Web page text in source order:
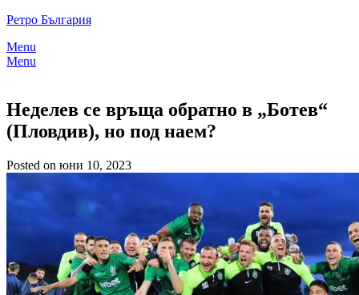
Skip
content
Ретро България
Menu
Menu
Неделев се връща обратно в „Ботев“
(Пловдив), но под наем?
Posted on юни 10, 2023